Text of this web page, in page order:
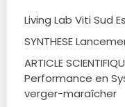
Living Lab Viti Sud
SYNTHESE
ARTICLE
Performance en
verger-maraîcher